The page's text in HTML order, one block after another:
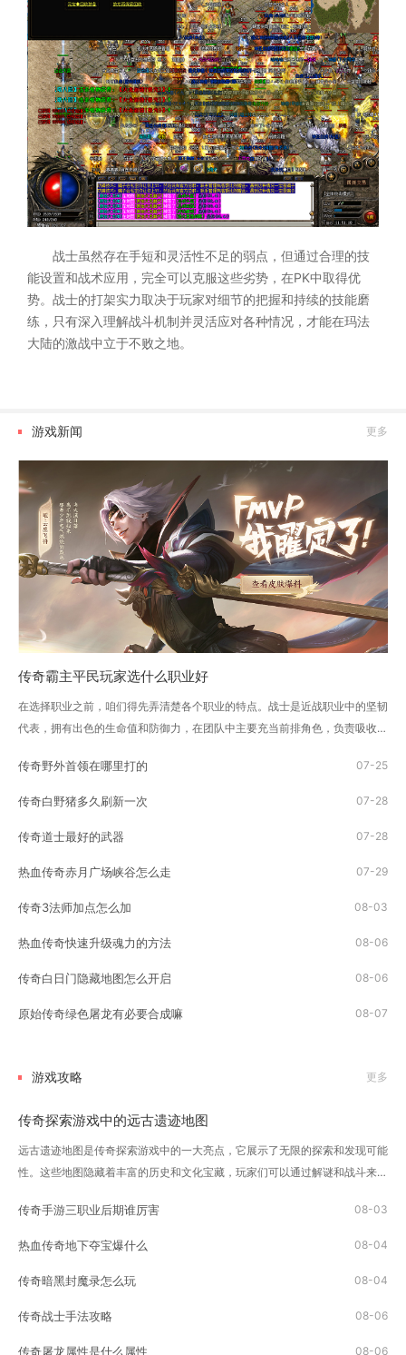
战士虽然存在手短和灵活性不足的弱点，但通过合理的技
能设置和战术应用，完全可以克服这些劣势，在PK中取得优
势。战士的打架实力取决于玩家对细节的把握和持续的技能磨
练，只有深入理解战斗机制并灵活应对各种情况，才能在玛法
大陆的激战中立于不败之地。
游戏新闻 更多
传奇霸主平民玩家选什么职业好
在选择职业之前，咱们得先弄清楚各个职业的特点。战士是近战职业中的坚韧
代表，拥有出色的生命值和防御力，在团队中主要充当前排角色，负责吸收伤
传奇野外首领在哪里打的 07-25
传奇白野猪多久刷新一次 07-28
传奇道士最好的武器 07-28
热血传奇赤月广场峡谷怎么走 07-29
传奇3法师加点怎么加 08-03
热血传奇快速升级魂力的方法 08-06
传奇白日门隐藏地图怎么开启 08-06
原始传奇绿色屠龙有必要合成嘛 08-07
游戏攻略 更多
传奇探索游戏中的远古遗迹地图
远古遗迹地图是传奇探索游戏中的一大亮点，它展示了无限的探索和发现可能
性。这些地图隐藏着丰富的历史和文化宝藏，玩家们可以通过解谜和战斗来逐
以通过击败敌人、完成任务或者是其他的...
传奇手游三职业后期谁厉害 08-03
热血传奇地下夺宝爆什么 08-04
传奇暗黑封魔录怎么玩 08-04
传奇战士手法攻略 08-06
传奇屠龙属性是什么属性 08-06